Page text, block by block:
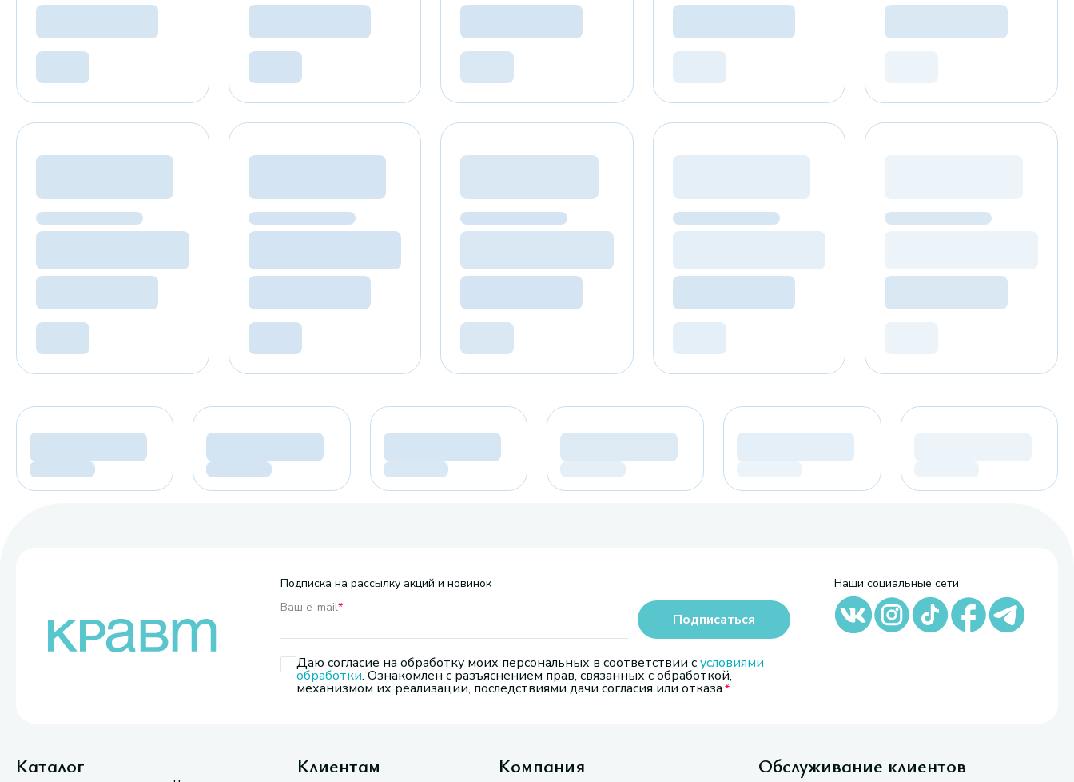
Подписка на рассылку акций и новинок
Ваш e-mail*
Даю согласие на обработку моих персональных в соответствии сусловиями
обработки. Ознакомлен с разъяснением прав, связанных с обработкой,
механизмом их реализации, последствиями дачи согласия или отказа.
Подписаться
Наши социальные сети
Каталог Клиентам Компания Обслуживание клиентов